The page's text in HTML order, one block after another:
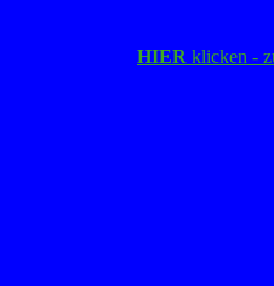
HIER klicken -